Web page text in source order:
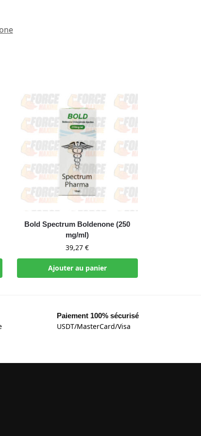
Bold Spectrum Boldenone (250
mg/ml)
39,27€
Ajouter au panier
Paiement 100% sécurisé
USDT/MasterCard/Visa